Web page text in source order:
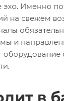
эхо. Именно
на свежем
и